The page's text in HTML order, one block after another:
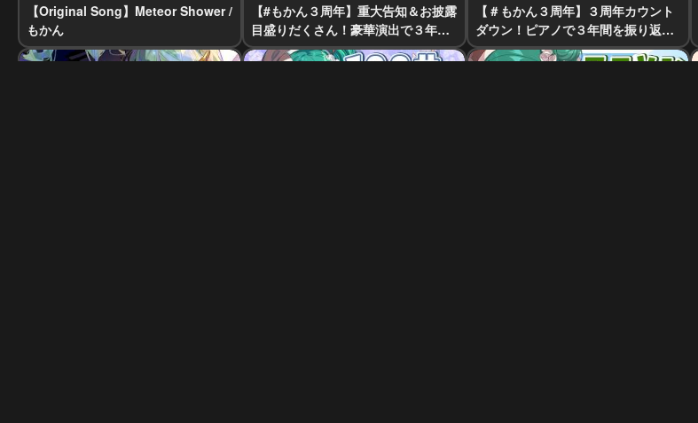
【Original Song】Meteor Shower /
もかん
【#もかん３周年】重大告知＆お披露
目盛りだくさん！豪華演出で３年分
の感謝を込めて歌います✨【 #歌枠 #
karaoke #もかん #vtuber #vsinge
【＃もかん３周年】３周年カウント
ダウン！ピアノで３年間を振り返り
ながらその瞬間を迎えたい🎹✨【 #p
iano #もかん #vtuber #vsinger】